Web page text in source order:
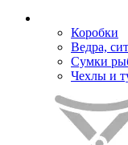
Коробки
Ведра,
Сумки
Чехлы и